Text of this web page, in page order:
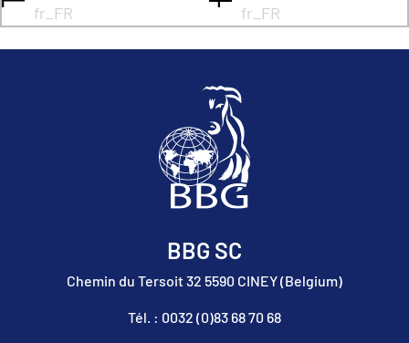
fr_FR
fr_FR
BBG SC
Chemin du Tersoit 32 5590 CINEY (Belgium)
Tél. : 0032 (0)83 68 70 68